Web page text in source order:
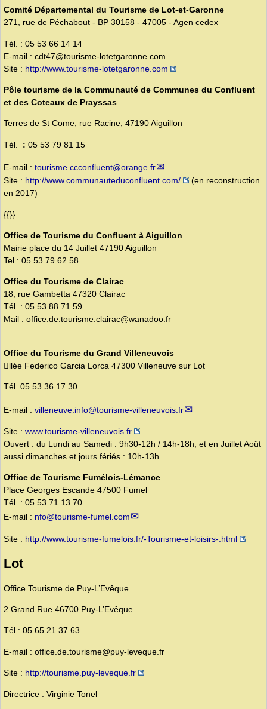
Comité Départemental du Tourisme de Lot-et-Garonne
271, rue de Péchabout - BP 30158 - 47005 - Agen cedex
Tél. : 05 53 66 14 14
E-mail : cdt47@tourisme-lotetgaronne.com
Site : http://www.tourisme-lotetgaronne.com
Pôle tourisme de la Communauté de Communes du Confluent
et des Coteaux de Prayssas
Terres de St Come, rue Racine, 47190 Aiguillon
Tél. : 05 53 79 81 15
E-mail : tourisme.ccconfluent@orange.fr
Site : http://www.communauteduconfluent.com/
(en reconstruction
en 2017)
{{}}
Office de Tourisme du Confluent à Aiguillon
Mairie place du 14 Juillet 47190 Aiguillon
Tel : 05 53 79 62 58
Office du Tourisme de Clairac
18, rue Gambetta 47320 Clairac
Tél. : 05 53 88 71 59
Mail : office.de.tourisme.clairac@wanadoo.fr
Office du Tourisme du Grand Villeneuvois
llée Federico Garcia Lorca 47300 Villeneuve sur Lot
Tél. 05 53 36 17 30
E-mail : villeneuve.info@tourisme-villeneuvois.fr
Site : www.tourisme-villeneuvois.fr
Ouvert : du Lundi au Samedi : 9h30-12h / 14h-18h, et en Juillet Août
aussi dimanches et jours fériés : 10h-13h.
Office de Tourisme Fumélois-Lémance
Place Georges Escande 47500 Fumel
Tél. : 05 53 71 13 70
E-mail : nfo@tourisme-fumel.com
Site : http://www.tourisme-fumelois.fr/-Tourisme-et-loisirs-.html
Lot
Office Tourisme de Puy-L’Evêque
2 Grand Rue 46700 Puy-L’Evêque
Tél : 05 65 21 37 63
E-mail : office.de.tourisme@puy-leveque.fr
Site : http://tourisme.puy-leveque.fr
Directrice : Virginie Tonel